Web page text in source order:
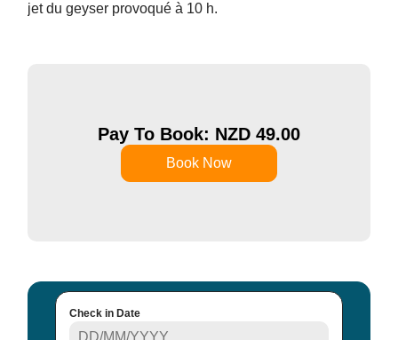
jet du geyser provoqué à 10 h.
Pay To Book: NZD 49.00
Book Now
Check in Date